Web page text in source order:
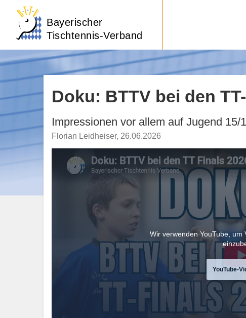
Bayerischer
Tischtennis-Verband
Doku: BTTV bei den
Impressionen vor allem auf Jugend 15/
Florian Leidheiser, 26.06.2026
Wir verwenden YouTube, um
YouTube-